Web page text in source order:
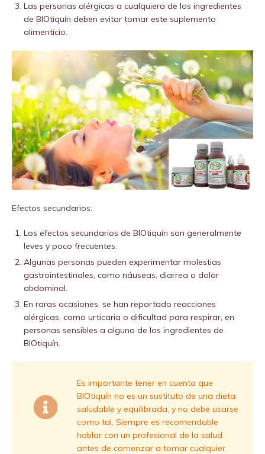
Las personas alérgicas a cualquiera de los ingredientes
de BIOtiquín deben evitar tomar este suplemento
alimenticio.
Efectos secundarios:
Los efectos secundarios de BIOtiquín son generalmente
leves y poco frecuentes.
Algunas personas pueden experimentar molestias
gastrointestinales, como náuseas, diarrea o dolor
abdominal.
En raras ocasiones, se han reportado reacciones
alérgicas, como urticaria o dificultad para respirar, en
personas sensibles a alguno de los ingredientes de
BIOtiquín.
Es importante tener en cuenta que
BIOtiquín no es un sustituto de una dieta
saludable y equilibrada, y no debe usarse
como tal. Siempre es recomendable
hablar con un profesional de la salud
antes de comenzar a tomar cualquier